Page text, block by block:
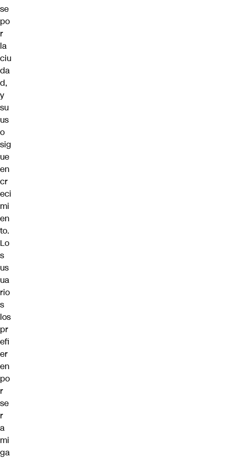
se
po
r
la
ciu
da
d,
y
su
us
o
sig
ue
en
cr
eci
mi
en
to.
Lo
s
us
ua
rio
s
los
pr
efi
er
en
po
r
se
r
a
mi
ga